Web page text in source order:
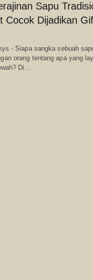
Sapu
Cocok Dijadikan
- Siapa sangka sebuah
orang tentang apa yang
Di…